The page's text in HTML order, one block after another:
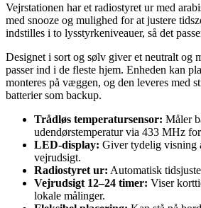
Vejrstationen har et radiostyret ur med
med snooze og mulighed for at justere
indstilles i to lysstyrkeniveauer, så det
Designet i sort og sølv giver et neutralt og
passer ind i de fleste hjem. Enheden kan
monteres på væggen, og den leveres med
batterier som backup.
Trådløs temperatursensor: Måler
udendørstemperatur via 433 MHz
LED-display: Giver tydelig visning
vejrudsigt.
Radiostyret ur: Automatisk
Vejrudsigt 12–24 timer: Viser
lokale målinger.